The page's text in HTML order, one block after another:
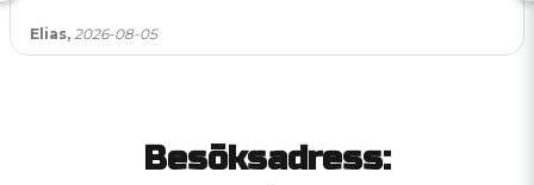
Elias, 2026-08-05
Besöksadress: